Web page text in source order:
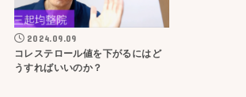
2024.09.09
コレステロール値を下がるにはど
うすればいいのか？